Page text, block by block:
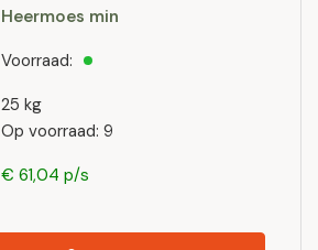
Heermoes min
25 kg
Op voorraad: 9
Voorraad:
€ 61,04 p/s